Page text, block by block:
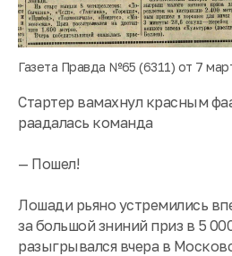
Газета Правда №65 (6311) от 7
Стартер вамахнул красным
раадалась команда
— Пошел!
Лошади рьяно устремились
за большой зниний приз в 5
разыгрывалcя вчера в